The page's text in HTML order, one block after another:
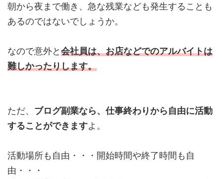
朝から夜まで働き、急な残業なども発生することも
あるのではないでしょうか。
なので意外と会社員は、お店などでのアルバイトは
難しかったりします。
ただ、 ブログ副業なら、仕事終わりから自由に活動
することができますよ。
活動場所も自由・・・開始時間や終了時間も自
由・・・